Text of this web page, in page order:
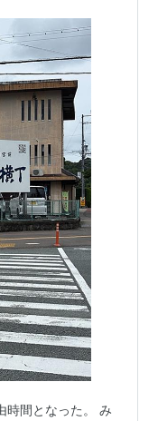
時間となった。 み